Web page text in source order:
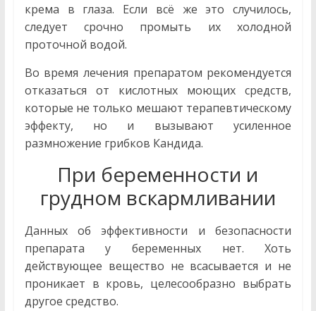
крема в глаза. Если всё же это случилось,
следует срочно промыть их холодной
проточной водой.
Во время лечения препаратом рекомендуется
отказаться от кислотных моющих средств,
которые не только мешают терапевтическому
эффекту, но и вызывают усиленное
размножение грибков Кандида.
При беременности и
грудном вскармливании
Данных об эффективности и безопасности
препарата у беременных нет. Хоть
действующее вещество не всасывается и не
проникает в кровь, целесообразно выбрать
другое средство.